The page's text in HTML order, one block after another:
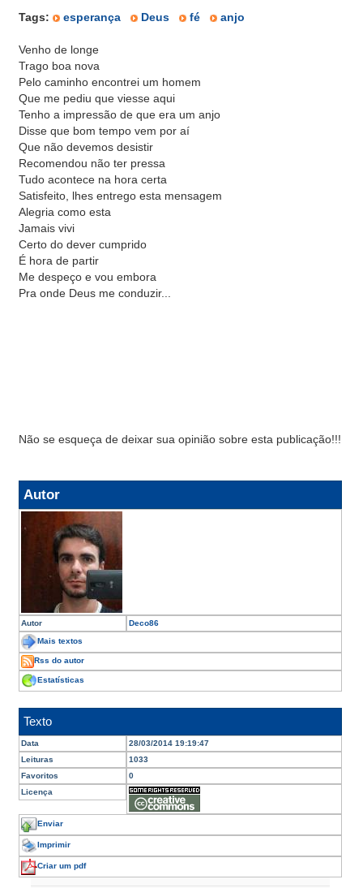
Tags: esperança Deus fé anjo
Venho de longe
Trago boa nova
Pelo caminho encontrei um homem
Que me pediu que viesse aqui
Tenho a impressão de que era um anjo
Disse que bom tempo vem por aí
Que não devemos desistir
Recomendou não ter pressa
Tudo acontece na hora certa
Satisfeito, lhes entrego esta mensagem
Alegria como esta
Jamais vivi
Certo do dever cumprido
É hora de partir
Me despeço e vou embora
Pra onde Deus me conduzir...
Não se esqueça de deixar sua opinião sobre esta publicação!!!
Autor
Autor Deco86
Mais textos
Rss do autor
Estatísticas
Texto
Data
28/03/2014 19:19:47
Leituras
1033
Favoritos
0
Licença
Enviar
Imprimir
Criar um pdf